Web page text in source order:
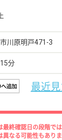
川原明戸471-3
分
最近
最終確認日の段階で
異なる可能性もあり